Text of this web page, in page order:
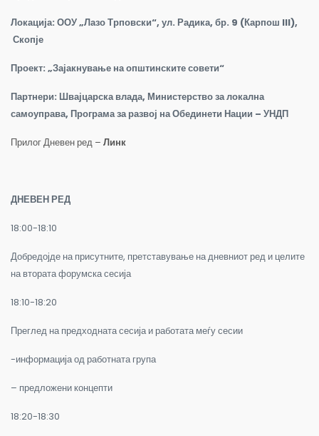
Локација: ООУ „Лазо Трповски“, ул. Радика, бр. 9 (Карпош III),
Скопје
Проект: „Зајакнување на општинските совети“
Партнери: Швајцарска влада, Министерство за локална
самоуправа, Програма за развој на Обединети Нации – УНДП
Прилог Дневен ред – Линк
ДНЕВЕН РЕД
18:00-18:10
Добредојде на присутните, претставување на дневниот ред и целите
на втората форумска сесија
18:10-18:20
Преглед на предходната сесија и работата меѓу сесии
-информација од работната група
– предложени концепти
18:20-18:30